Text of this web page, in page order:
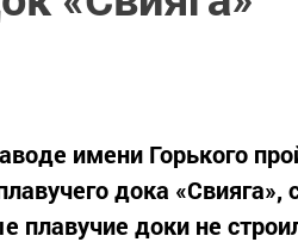
имени Горького
дока
доки не